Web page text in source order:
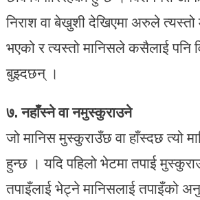
निराश वा बेखुशी देखिएमा अरुले
भएको र त्यस्तो मानिसले कसैलाई पनि
बुझ्दछन् ।
७. नहाँस्ने वा नमुस्कुराउने
जो मानिस मुस्कुराउँछ वा हाँस्दछ त्यो
हुन्छ । यदि पहिलो भेटमा तपाई
तपाइँलाई भेट्ने मानिसलाई तपाइँको